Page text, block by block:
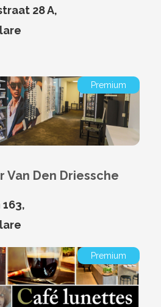
28 A,
Premium
Van Den Driessche
Premium